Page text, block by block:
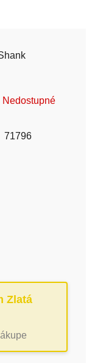
Nedostupné
71796
Zlatá